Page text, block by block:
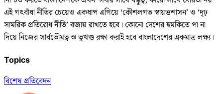
এই গৎবাঁধা নীতির চেয়েও একধাপ এগিয়ে ‘কৌশলগত স্বায়ত্তশাসন’ ও ‘দৃঢ়
সামরিক প্রতিরোধ নীতি’ বজায় রাখতে হবে। কোনো দেশের হুমকিতে পা না
দিয়ে নিজের সার্বভৌমত্ব ও ভূখণ্ড রক্ষা করাই হবে বাংলাদেশের একমাত্র লক্ষ্য।
Topics
বিশেষ প্রতিবেদন